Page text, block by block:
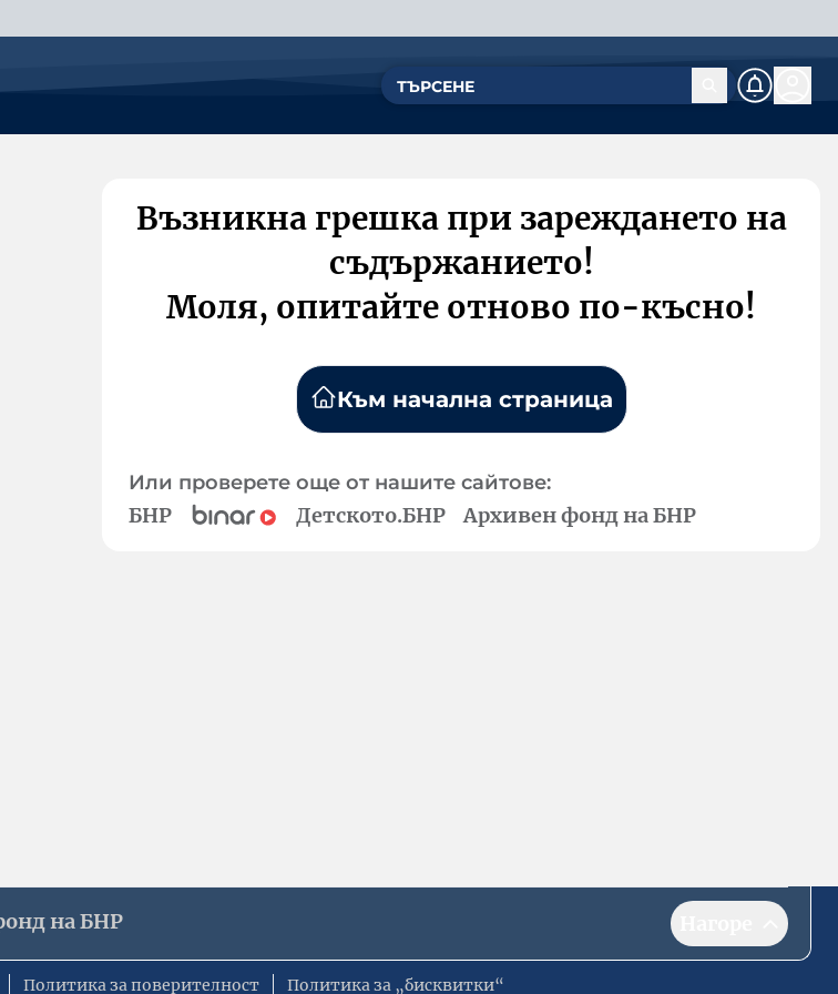
Възникна грешка при зареждането на
съдържанието!
Моля, опитайте отново по-късно!
Към начална страница
Или проверете още от нашите сайтове:
БНР Детското.БНР Архивен фонд на БНР
на БНР
Политика за поверителност Политика за „бисквитки“